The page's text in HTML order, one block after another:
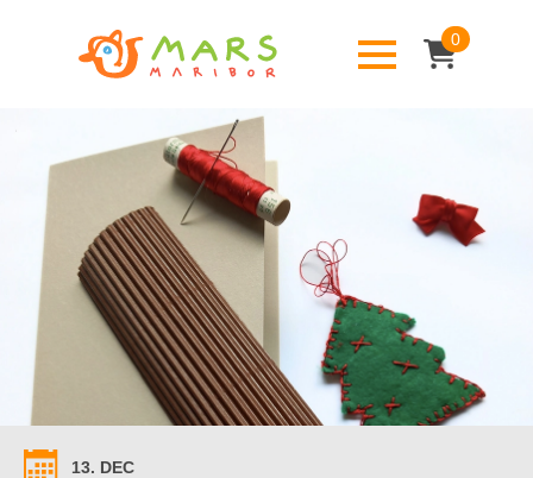
0
13. DEC